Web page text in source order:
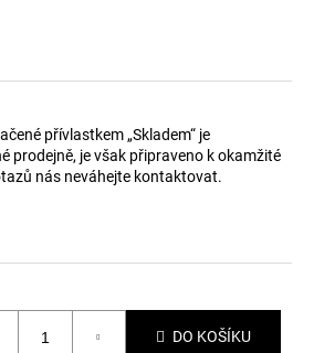
přívlastkem „Skladem“ je
prodejně, je však připraveno k okamžité
nás neváhejte kontaktovat.
DO KOŠÍKU